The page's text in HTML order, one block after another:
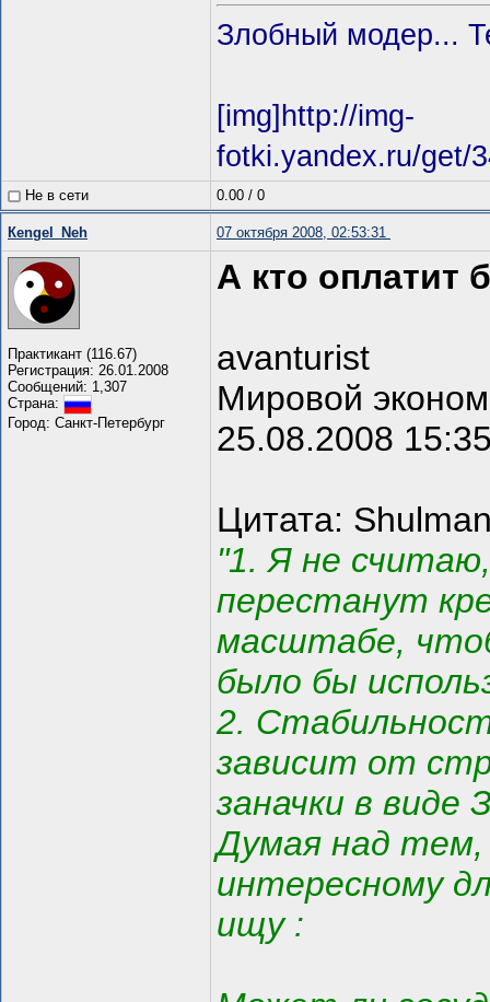
Злобный модер...
[img]http://img-
fotki.yandex.ru/get/
Не в сети 0.00 / 0
Кengel_Neh 07 октября 2008, 02:53:31
Практикант (116.67)
Регистрация: 26.01.2008
Сообщений: 1,307
Страна:
Город: Санкт-Петербург
А кто оплатит
avanturist
Мировой
25.08.2008
Цитата:
"1. Я не
перестанут
масштабе,
было бы
2.
зависит от
заначки в виде
Думая над
интересному
ищу :